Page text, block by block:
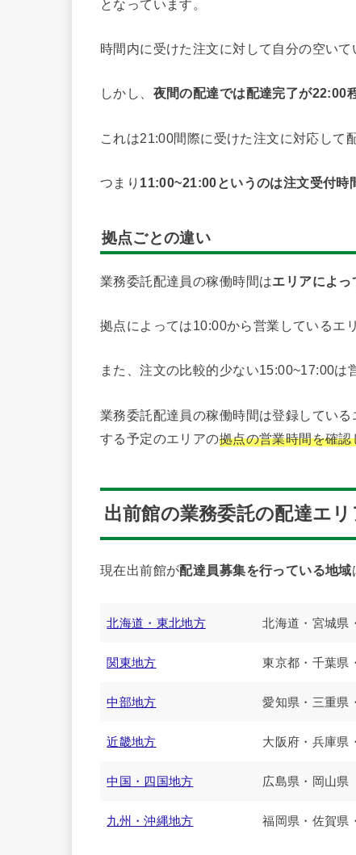
となっています。
時間内に受けた注文に対して自分の空いて
しかし、 夜間の配達では配達完了が22:00
これは21:00間際に受けた注文に対応して
つまり 11:00~21:00というのは注文受付時
拠点ごとの違い
業務委託配達員の稼働時間はエリアによっ
拠点によっては10:00から営業しているエ
また、注文の比較的少ない15:00~17:00は
業務委託配達員の稼働時間は登録してい
する予定のエリアの拠点の営業時間を確
出前館の業務委託の配達エリ
現在出前館が配達員募集を行っている地域
北海道・東北地方 北海道・宮城県
関東地方 東京都・千葉県
中部地方 愛知県・三重県
近畿地方 大阪府・兵庫県
中国・四国地方 広島県・岡山県
九州・沖縄地方 福岡県・佐賀県